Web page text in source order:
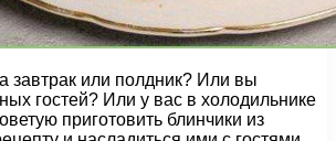
завтрак или полдник? Или вы
гостей? Или у вас в холодильнике
приготовить блинчики из